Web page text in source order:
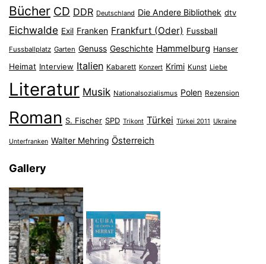
Bücher CD DDR Deutschland Die Andere Bibliothek dtv
Eichwalde Exil Franken Frankfurt (Oder) Fussball
Fussballplatz Garten Genuss Geschichte Hammelburg Hanser
Heimat Interview Italien Kabarett Konzert Krimi Kunst Liebe
Literatur Musik Nationalsozialismus Polen Rezension
Roman S. Fischer SPD Trikont Türkei Türkei 2011 Ukraine
Unterfranken Walter Mehring Österreich
Gallery